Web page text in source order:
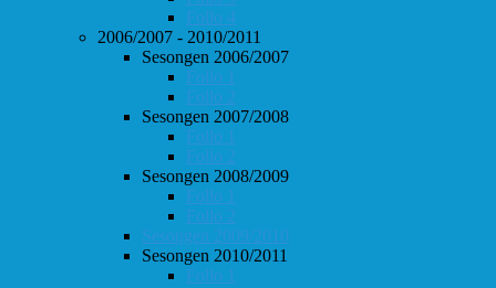
Follo 4
2006/2007 - 2010/2011
Sesongen 2006/2007
Follo 1
Follo 2
Sesongen 2007/2008
Follo 1
Follo 2
Sesongen 2008/2009
Follo 1
Follo 2
Sesongen 2009/2010
Sesongen 2010/2011
Follo 1